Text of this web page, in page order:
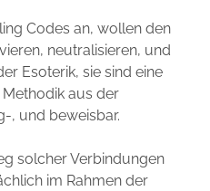
Codes an, wollen den
neutralisieren, und
Esoterik, sie sind eine
aus der
, und beweisbar.
solcher Verbindungen
im Rahmen der